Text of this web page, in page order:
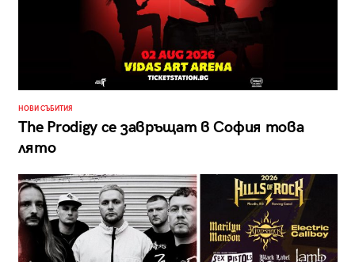
НОВИ СЪБИТИЯ
The Prodigy се завръщат в София това
лято